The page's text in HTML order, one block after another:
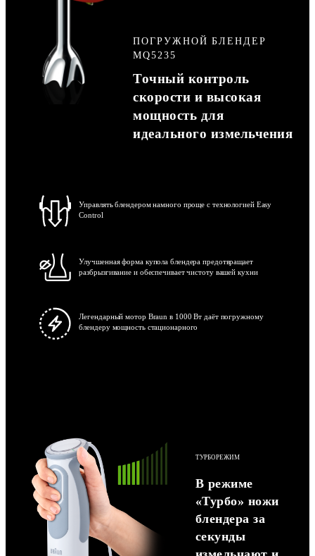
ПОГРУЖНОЙ БЛЕНДЕР
MQ5235
Точный контроль
скорости и высокая
мощность для
идеального измельчения
Управлять блендером намного проще с технологией Easy
Control
Улучшенная форма купола блендера предотвращает
разбрызгивание и обеспечивает чистоту вашей кухни
Легендарный мотор Braun в 1000 Вт даёт погружному
блендеру мощность стационарного
ТУРБОРЕЖИМ
В режиме
«Турбо» ножи
блендера за
секунды